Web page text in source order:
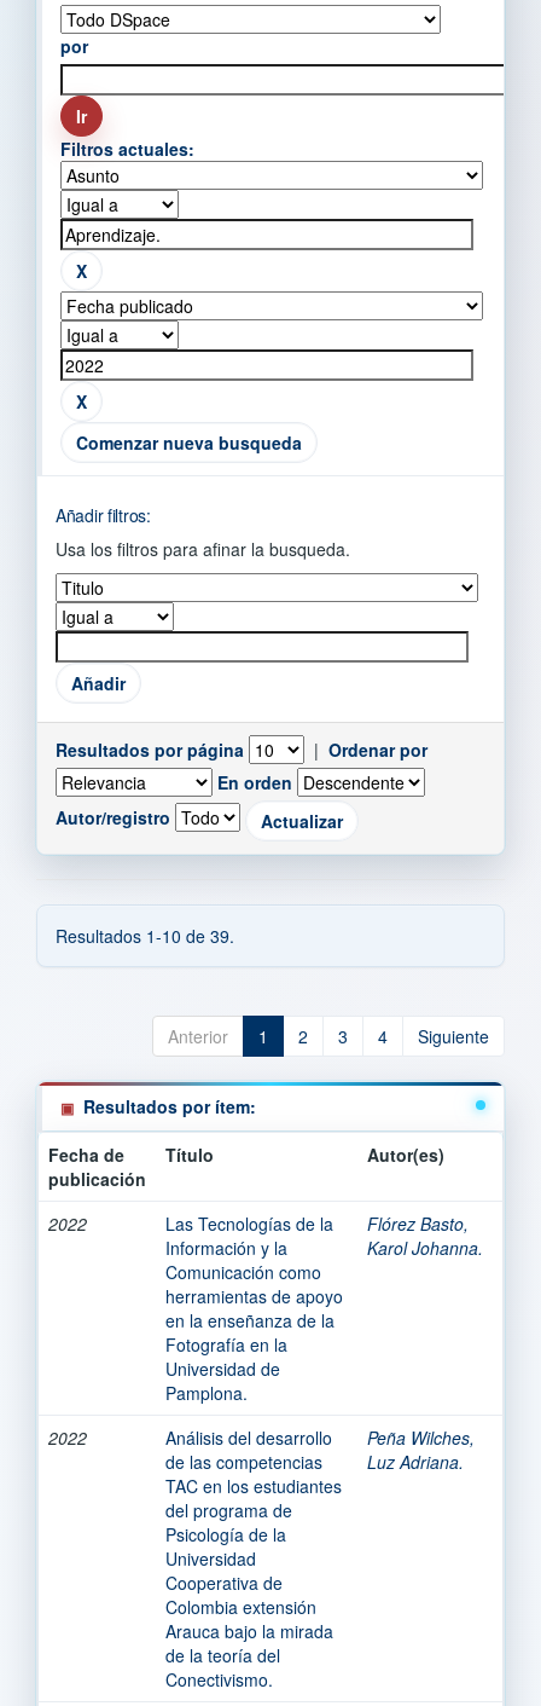
por
Filtros actuales:
Comenzar nueva busqueda
Añadir filtros:
Usa los filtros para afinar la busqueda.
Resultados por página | Ordenar por
En orden
Autor/registro
Resultados 1-10 de 39.
Anterior 1 2 3 4 Siguiente
Resultados por ítem:
Fecha de
publicación
Título Autor(es)
2022
Las Tecnologías de la
Información y la
Comunicación como
herramientas de apoyo
en la enseñanza de la
Fotografía en la
Universidad de
Pamplona.
Flórez Basto,
Karol Johanna.
2022
Análisis del desarrollo
de las competencias
TAC en los estudiantes
del programa de
Psicología de la
Universidad
Cooperativa de
Colombia extensión
Arauca bajo la mirada
de la teoría del
Conectivismo.
Peña Wilches,
Luz Adriana.